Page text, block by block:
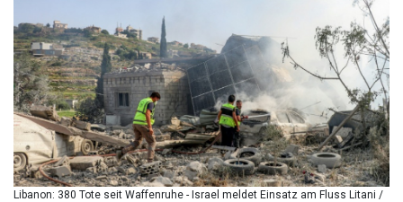
BDT 123.776354
BHD 0.377104
BIF 2987.5
BMD 1
BND 1.281271
BOB 11.884005
BRL 5.083304
BSD 0.999879
BTN 95.145572
BWP 13.496235
Libanon: 380 Tote seit Waffenruhe - Israel meldet Einsatz am Fluss Litani /